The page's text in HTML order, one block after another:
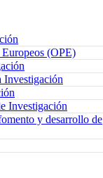
(OPE)
Investigación
Investigación
y desarrollo de